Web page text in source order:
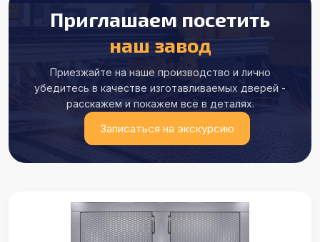
Приглашаем посетить
наш завод
Приезжайте на наше производство и лично
убедитесь в качестве изготавливаемых дверей -
расскажем и покажем всё в деталях.
Записаться на экскурсию